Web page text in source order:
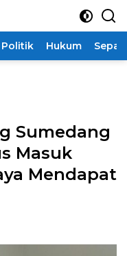
Politik Hukum
Sumedang
Masuk
Mendapat